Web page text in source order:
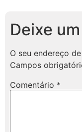
Deixe
O seu endereço
Campos
Comentário *